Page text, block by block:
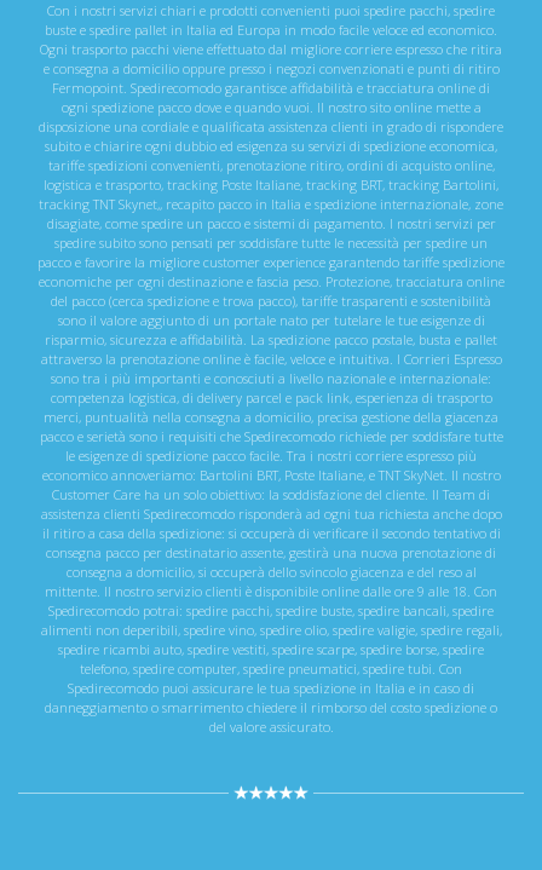
Con i nostri servizi chiari e prodotti convenienti puoi spedire pacchi, spedire
buste e spedire pallet in Italia ed Europa in modo facile veloce ed economico.
Ogni trasporto pacchi viene effettuato dal migliore corriere espresso che ritira
e consegna a domicilio oppure presso i negozi convenzionati e punti di ritiro
Fermopoint. Spedirecomodo garantisce affidabilità e tracciatura online di
ogni spedizione pacco dove e quando vuoi. Il nostro sito online mette a
disposizione una cordiale e qualificata assistenza clienti in grado di rispondere
subito e chiarire ogni dubbio ed esigenza su servizi di spedizione economica,
tariffe spedizioni convenienti, prenotazione ritiro, ordini di acquisto online,
logistica e trasporto, tracking Poste Italiane, tracking BRT, tracking Bartolini,
tracking TNT Skynet,, recapito pacco in Italia e spedizione internazionale, zone
disagiate, come spedire un pacco e sistemi di pagamento. I nostri servizi per
spedire subito sono pensati per soddisfare tutte le necessità per spedire un
pacco e favorire la migliore customer experience garantendo tariffe spedizione
economiche per ogni destinazione e fascia peso. Protezione, tracciatura online
del pacco (cerca spedizione e trova pacco), tariffe trasparenti e sostenibilità
sono il valore aggiunto di un portale nato per tutelare le tue esigenze di
risparmio, sicurezza e affidabilità. La spedizione pacco postale, busta e pallet
attraverso la prenotazione online è facile, veloce e intuitiva. I Corrieri Espresso
sono tra i più importanti e conosciuti a livello nazionale e internazionale:
competenza logistica, di delivery parcel e pack link, esperienza di trasporto
merci, puntualità nella consegna a domicilio, precisa gestione della giacenza
pacco e serietà sono i requisiti che Spedirecomodo richiede per soddisfare tutte
le esigenze di spedizione pacco facile. Tra i nostri corriere espresso più
economico annoveriamo: Bartolini BRT, Poste Italiane, e TNT SkyNet. Il nostro
Customer Care ha un solo obiettivo: la soddisfazione del cliente. Il Team di
assistenza clienti Spedirecomodo risponderà ad ogni tua richiesta anche dopo
il ritiro a casa della spedizione: si occuperà di verificare il secondo tentativo di
consegna pacco per destinatario assente, gestirà una nuova prenotazione di
consegna a domicilio, si occuperà dello svincolo giacenza e del reso al
mittente. Il nostro servizio clienti è disponibile online dalle ore 9 alle 18. Con
Spedirecomodo potrai: spedire pacchi, spedire buste, spedire bancali, spedire
alimenti non deperibili, spedire vino, spedire olio, spedire valigie, spedire regali,
spedire ricambi auto, spedire vestiti, spedire scarpe, spedire borse, spedire
telefono, spedire computer, spedire pneumatici, spedire tubi. Con
Spedirecomodo puoi assicurare le tua spedizione in Italia e in caso di
danneggiamento o smarrimento chiedere il rimborso del costo spedizione o
del valore assicurato.